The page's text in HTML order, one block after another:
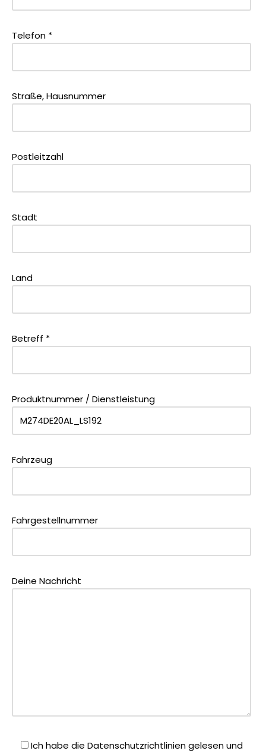
Telefon *
Straße, Hausnummer
Postleitzahl
Stadt
Land
Betreff *
Produktnummer / Dienstleistung
Fahrzeug
Fahrgestellnummer
Deine Nachricht
Ich habe die Datenschutzrichtlinien gelesen und